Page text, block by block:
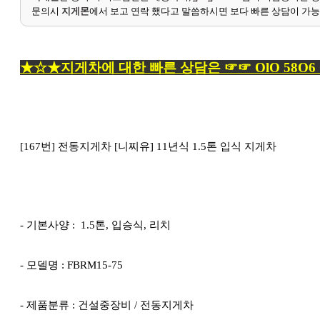
문의시 지게몬에서 보고 연락 했다고 말씀하시면 보다 빠른 상담이 가
★☆★지게차에 대한 빠른 상담은 ☞☞ OlO 58O6
[167번] 전동지게차 [니찌유] 11년식 1.5톤 입식 지게차
- 기본사양 : 1.5톤, 입승식, 리치
- 모델명 : FBRM15-75
- 제품분류 : 건설중장비 / 전동지게차